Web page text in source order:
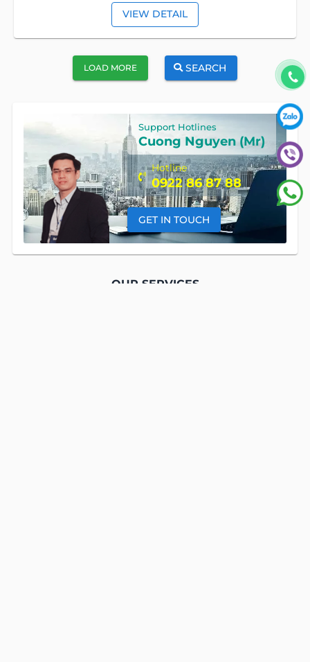
VIEW DETAIL
LOAD MORE SEARCH
Support Hotlines
Cuong Nguyen (Mr)
Hotline
0922 86 87 88
GET IN TOUCH
OUR SERVICES